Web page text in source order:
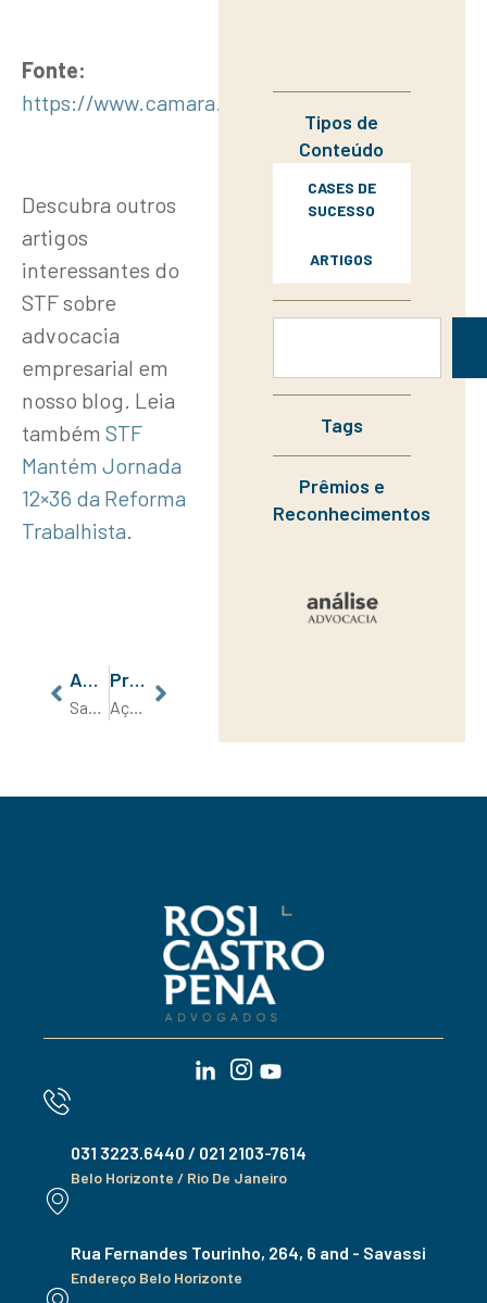
Fonte:
https://www.camara.leg.br/noticias
Descubra outros
artigos
interessantes do
STF sobre
advocacia
empresarial em
nosso blog. Leia
também STF
Mantém Jornada
12×36 da Reforma
Trabalhista.
Anterior
Saúde Mental no Ambiente de Trabalho
Próximo
Ação de Servidão Administrativa – Mais uma estratégia de Sucesso do RCLP Advogados
Tipos de
Conteúdo
CASES DE
SUCESSO
ARTIGOS
Tags
Prêmios e
Reconhecimentos
031 3223.6440 / 021 2103-7614
Belo Horizonte / Rio De Janeiro
Rua Fernandes Tourinho, 264, 6 and - Savassi
Endereço Belo Horizonte